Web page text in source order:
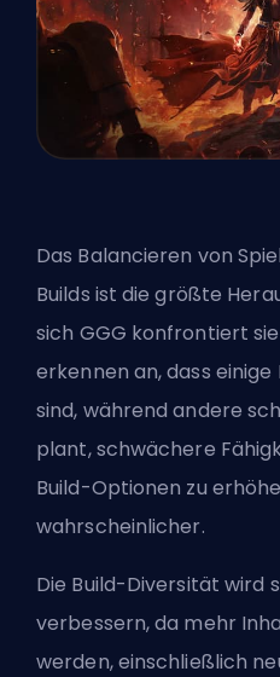
Das Balancieren von
Builds ist die größte
sich GGG konfrontiert
erkennen an, dass
sind, während andere
plant, schwächere
Build-Optionen zu
wahrscheinlicher.
Die Build-Diversität wird
verbessern, da mehr
werden, einschließlich